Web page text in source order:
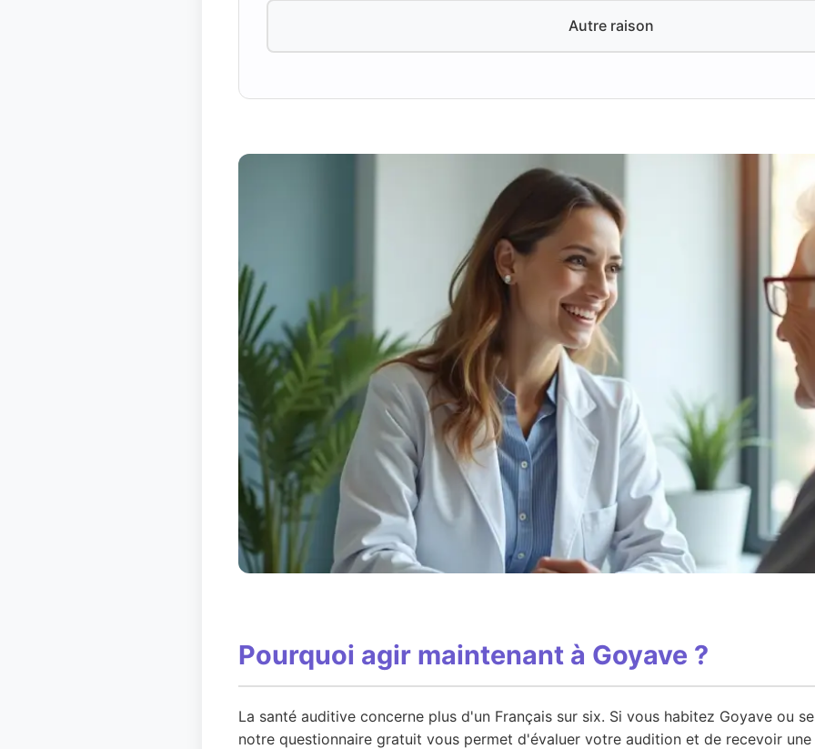
Autre raison
Pourquoi agir maintenant à Goyave ?
La santé auditive concerne plus d'un Français sur six. Si vous habitez Goyave ou
notre questionnaire gratuit vous permet d'évaluer votre audition et de recevoir